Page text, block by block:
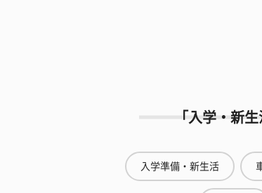
「入学・新
入学準備・新生活